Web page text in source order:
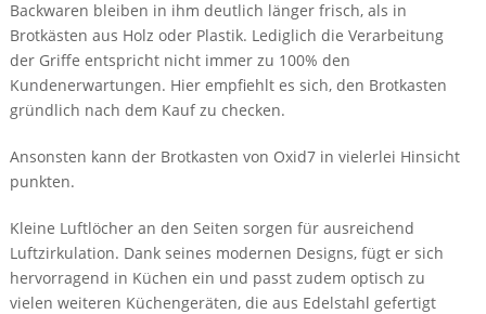
Backwaren bleiben in ihm deutlich länger frisch, als in
Brotkästen aus Holz oder Plastik. Lediglich die Verarbeitung
der Griffe entspricht nicht immer zu 100% den
Kundenerwartungen. Hier empfiehlt es sich, den Brotkasten
gründlich nach dem Kauf zu checken.
Ansonsten kann der Brotkasten von Oxid7 in vielerlei Hinsicht
punkten.
Kleine Luftlöcher an den Seiten sorgen für ausreichend
Luftzirkulation. Dank seines modernen Designs, fügt er sich
hervorragend in Küchen ein und passt zudem optisch zu
vielen weiteren Küchengeräten, die aus Edelstahl gefertigt